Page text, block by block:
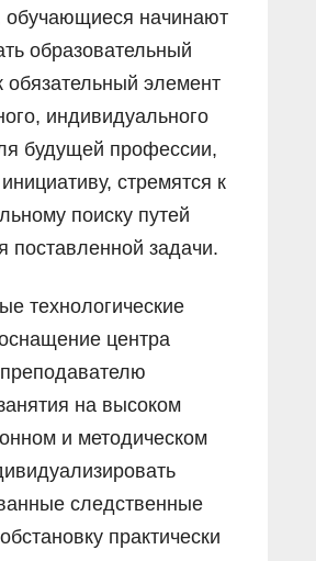
обучающиеся начинают
образовательный
обязательный элемент
индивидуального
будущей профессии,
стремятся к
поиску путей
поставленной задачи.
технологические
центра
на высоком
и методическом
следственные
практически